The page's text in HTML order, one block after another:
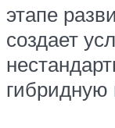
этапе
создает
гибридную